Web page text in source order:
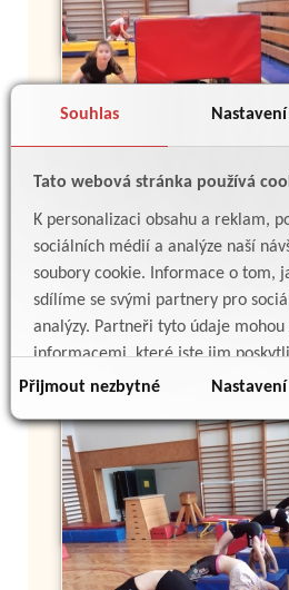
Souhlas Nastavení
Tato webová stránka používá
K personalizaci obsahu a reklam,
sociálních médií a analýze naší
soubory cookie. Informace o tom,
sdílíme se svými partnery pro
analýzy. Partneři tyto údaje
informacemi, které jste jim
důsledku toho, že používáte jejich
Přijmout nezbytné Nastavení